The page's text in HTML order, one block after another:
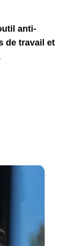
anti-
de travail et